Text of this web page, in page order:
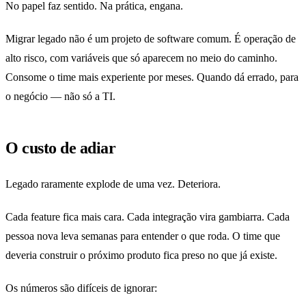
No papel faz sentido. Na prática, engana.
Migrar legado não é um projeto de software comum. É operação de
alto risco, com variáveis que só aparecem no meio do caminho.
Consome o time mais experiente por meses. Quando dá errado, para
o negócio — não só a TI.
O custo de adiar
Legado raramente explode de uma vez. Deteriora.
Cada feature fica mais cara. Cada integração vira gambiarra. Cada
pessoa nova leva semanas para entender o que roda. O time que
deveria construir o próximo produto fica preso no que já existe.
Os números são difíceis de ignorar: